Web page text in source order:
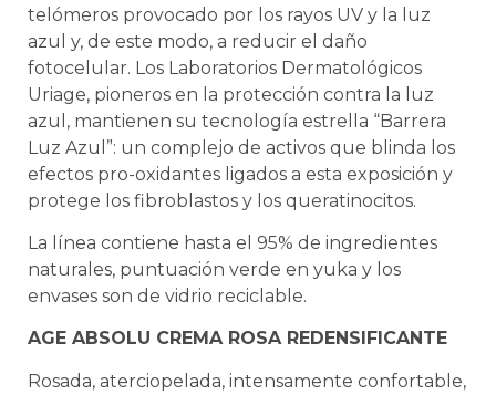
telómeros provocado por los rayos UV y la luz
azul y, de este modo, a reducir el daño
fotocelular. Los Laboratorios Dermatológicos
Uriage, pioneros en la protección contra la luz
azul, mantienen su tecnología estrella “Barrera
Luz Azul”: un complejo de activos que blinda los
efectos pro-oxidantes ligados a esta exposición y
protege los fibroblastos y los queratinocitos.
La línea contiene hasta el 95% de ingredientes
naturales, puntuación verde en yuka y los
envases son de vidrio reciclable.
AGE ABSOLU CREMA ROSA REDENSIFICANTE
Rosada, aterciopelada, intensamente confortable,